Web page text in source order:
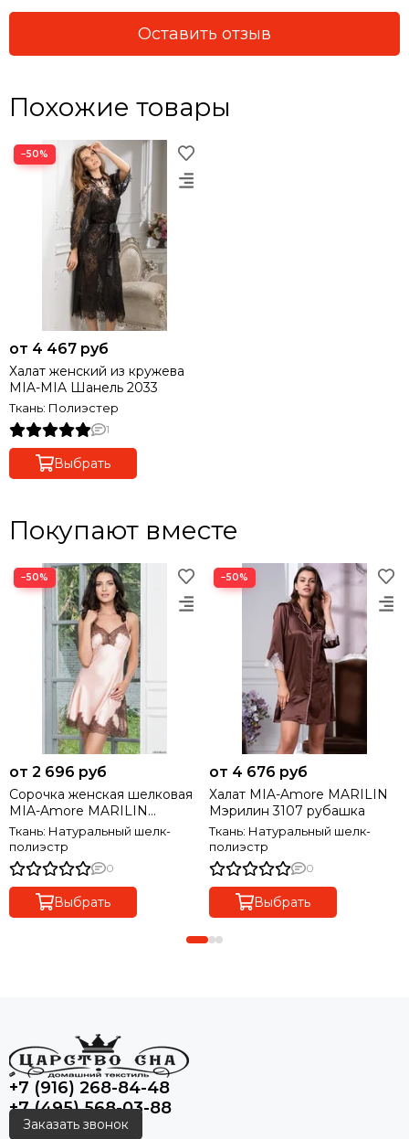
Оставить отзыв
Похожие товары
−50%
от 4 467 руб
Халат женский из кружева
MIA-MIA Шанель 2033
Ткань: Полиэстер
1
Выбрать
Покупают вместе
−50%
от 2 696 руб
Сорочка женская шелковая
MIA-Amore MARILIN
Мэрилин 3101
Ткань: Натуральный шелк-
полиэстр
0
Выбрать
−50%
от 4 676 руб
Халат MIA-Amore MARILIN
Мэрилин 3107 рубашка
Ткань: Натуральный шелк-
полиэстр
0
Выбрать
+7 (916) 268-84-48
+7 (495) 568-03-88
Заказать звонок